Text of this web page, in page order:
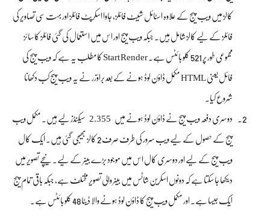
کالز میں ویب پیج کے علاوہ اسٹائل شیٹ فائلز، جاوا اسکرپٹ فائلز اور بہت سی تصاویر کی
فائلز کے لیے کالز شامل ہیں۔ جبکہ ویب پیج اور اس میں استعمال کی گئی فائلز کا سائز
مجموعی طور پر 521 کلو بائٹس ہے۔ Start Render کا مطلب یہ ہے کہ ویب پیج کی
فائل یعنی HTML مکمل ڈاؤن لوڈ ہونے کے بعد براؤزر نے یہ ویب پیج کب دکھانا
شروع کیا۔
دوسری دفعہ ویب پیج نے ڈاؤن لوڈ ہونے میں 2.355 سیکنڈز لیے ہیں۔ مکمل ویب
پیج کے حصول کے لیے ویب سرور کی طرف صرف 2 کالز بھیجی گئی ہیں۔ ایک کال
ویب پیج کے لیے اور دوسری کال اس میں موجود بڑے بینر کے لیے۔ نیچے تصویر میں
دیکھا جا سکتا ہے کہ دونوں اسکرین شاٹس میں بینر والی تصویر مختلف ہے، جبکہ باقی تمام پیج
ایک جیسا ہے۔ اور مکمل ویب پیج کا ڈاؤن لوڈ ہونے والا ڈیٹا 48 کلو بائٹس ہے۔